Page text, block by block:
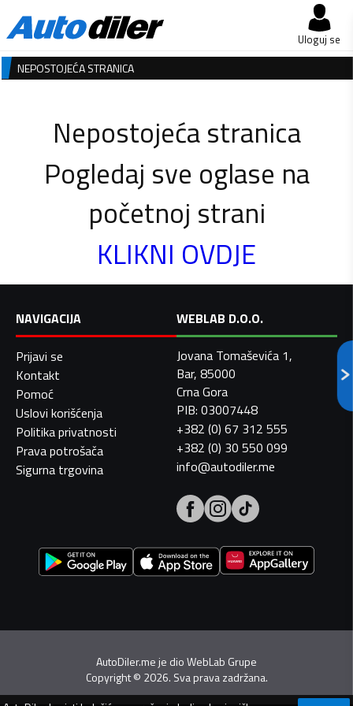
Uloguj se
NEPOSTOJEĆA STRANICA
Nepostojeća stranica
Pogledaj sve oglase na
početnoj strani
KLIKNI OVDJE
NAVIGACIJA
Prijavi se
Kontakt
Pomoć
Uslovi korišćenja
Politika privatnosti
Prava potrošača
Sigurna trgovina
WEBLAB D.O.O.
Jovana Tomaševića 1,
Bar, 85000
Crna Gora
PIB: 03007448
+382 (0) 67 312 555
+382 (0) 30 550 099
info@autodiler.me
AutoDiler.me je dioWebLab Grupe
Copyright© 2026. Sva prava zadržana.